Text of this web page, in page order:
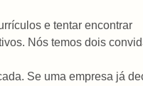
e tentar encontrar
Nós temos dois
Se uma empresa já